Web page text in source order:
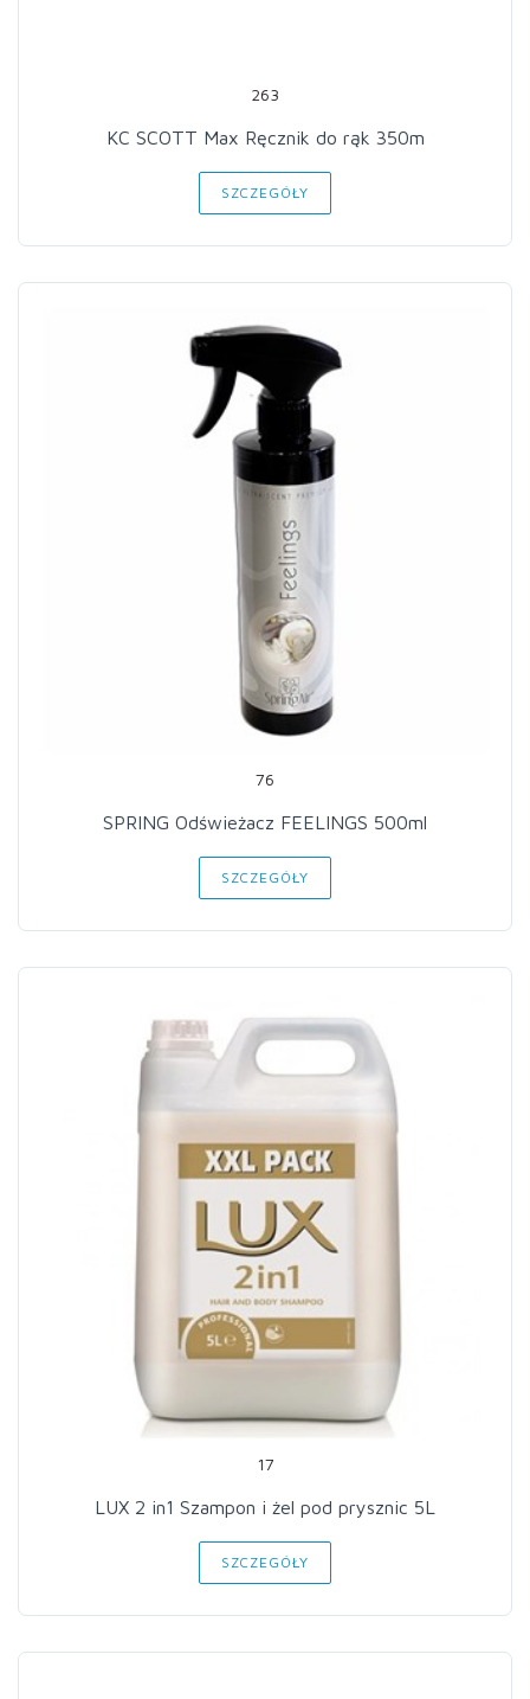
263
KC SCOTT Max Ręcznik do rąk 350m
SZCZEGÓŁY
76
SPRING Odświeżacz FEELINGS 500ml
SZCZEGÓŁY
17
LUX 2 in1 Szampon i żel pod prysznic 5L
SZCZEGÓŁY